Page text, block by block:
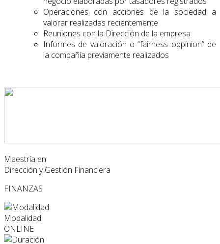
Operaciones con acciones de la sociedad a
valorar realizadas recientemente
Reuniones con la Dirección de la empresa
Informes de valoración o “fairness oppinion” de
la compañía previamente realizados
Maestría en
Dirección y Gestión Financiera
FINANZAS
Modalidad
ONLINE